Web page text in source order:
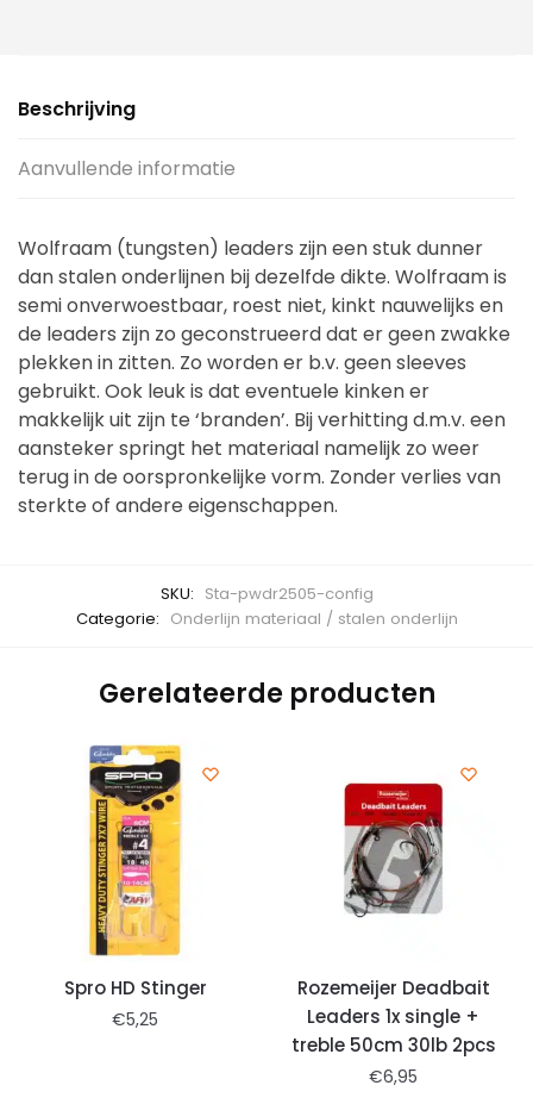
Beschrijving
Aanvullende informatie
Wolfraam (tungsten) leaders zijn een stuk dunner
dan stalen onderlijnen bij dezelfde dikte. Wolfraam is
semi onverwoestbaar, roest niet, kinkt nauwelijks en
de leaders zijn zo geconstrueerd dat er geen zwakke
plekken in zitten. Zo worden er b.v. geen sleeves
gebruikt. Ook leuk is dat eventuele kinken er
makkelijk uit zijn te ‘branden’. Bij verhitting d.m.v. een
aansteker springt het materiaal namelijk zo weer
terug in de oorspronkelijke vorm. Zonder verlies van
sterkte of andere eigenschappen.
SKU: Sta-pwdr2505-config
Categorie: Onderlijn materiaal / stalen onderlijn
Gerelateerde producten
Spro HD Stinger
€5,25
Rozemeijer Deadbait
Leaders 1x single +
treble 50cm 30lb 2pcs
€6,95